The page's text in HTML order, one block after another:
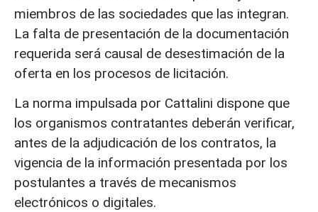
miembros de las sociedades que las integran.
La falta de presentación de la documentación
requerida será causal de desestimación de la
oferta en los procesos de licitación.
La norma impulsada por Cattalini dispone que
los organismos contratantes deberán verificar,
antes de la adjudicación de los contratos, la
vigencia de la información presentada por los
postulantes a través de mecanismos
electrónicos o digitales.